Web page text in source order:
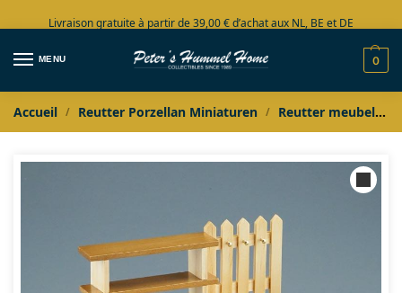
Livraison gratuite à partir de 39,00 € d’achat aux NL, BE et DE
Grand choix en stock
MENU 0
Accueil / Reutter Porzellan Miniaturen / Reutter meubels